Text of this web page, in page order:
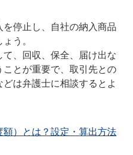
停止し、自社の納入商品
う。
、回収、保全、届け出な
とが重要で、取引先との
は弁護士に相談するとよ
）とは？設定・算出方法